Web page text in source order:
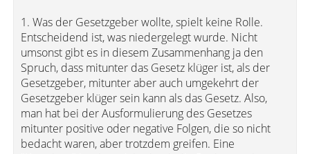
1. Was der Gesetzgeber wollte, spielt keine Rolle.
Entscheidend ist, was niedergelegt wurde. Nicht
umsonst gibt es in diesem Zusammenhang ja den
Spruch, dass mitunter das Gesetz klüger ist, als der
Gesetzgeber, mitunter aber auch umgekehrt der
Gesetzgeber klüger sein kann als das Gesetz. Also,
man hat bei der Ausformulierung des Gesetzes
mitunter positive oder negative Folgen, die so nicht
bedacht waren, aber trotzdem greifen. Eine